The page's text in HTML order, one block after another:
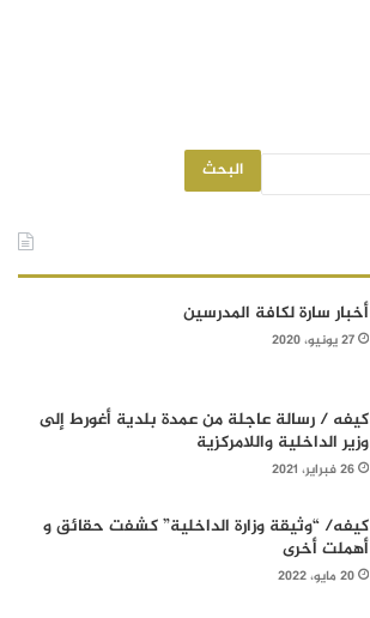
البحث
أخبار سارة لكافة المدرسين
27 يونيو، 2020
كيفه / رسالة عاجلة من عمدة بلدية أغورط إلى
وزير الداخلية واللامركزية
26 فبراير، 2021
كيفه/ “وثيقة وزارة الداخلية” كشفت حقائق و
أهملت أخرى
20 مايو، 2022